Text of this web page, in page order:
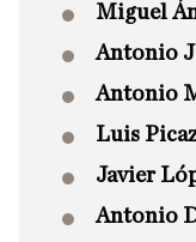
Miguel
Antonio
Antonio
Luis
Javier
Antonio